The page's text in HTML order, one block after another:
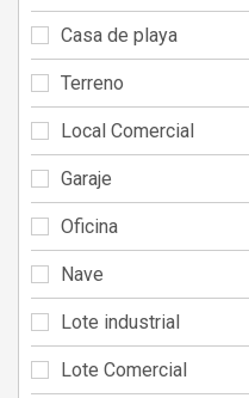
Casa de playa
Terreno
Local Comercial
Garaje
Oficina
Nave
Lote industrial
Lote Comercial